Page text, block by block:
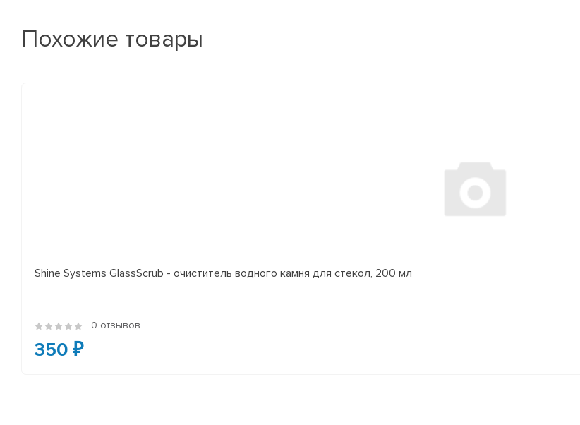
Похожие товары
Shine Systems GlassScrub - очиститель водного камня для стекол, 200 мл
0 отзывов
350 ₽